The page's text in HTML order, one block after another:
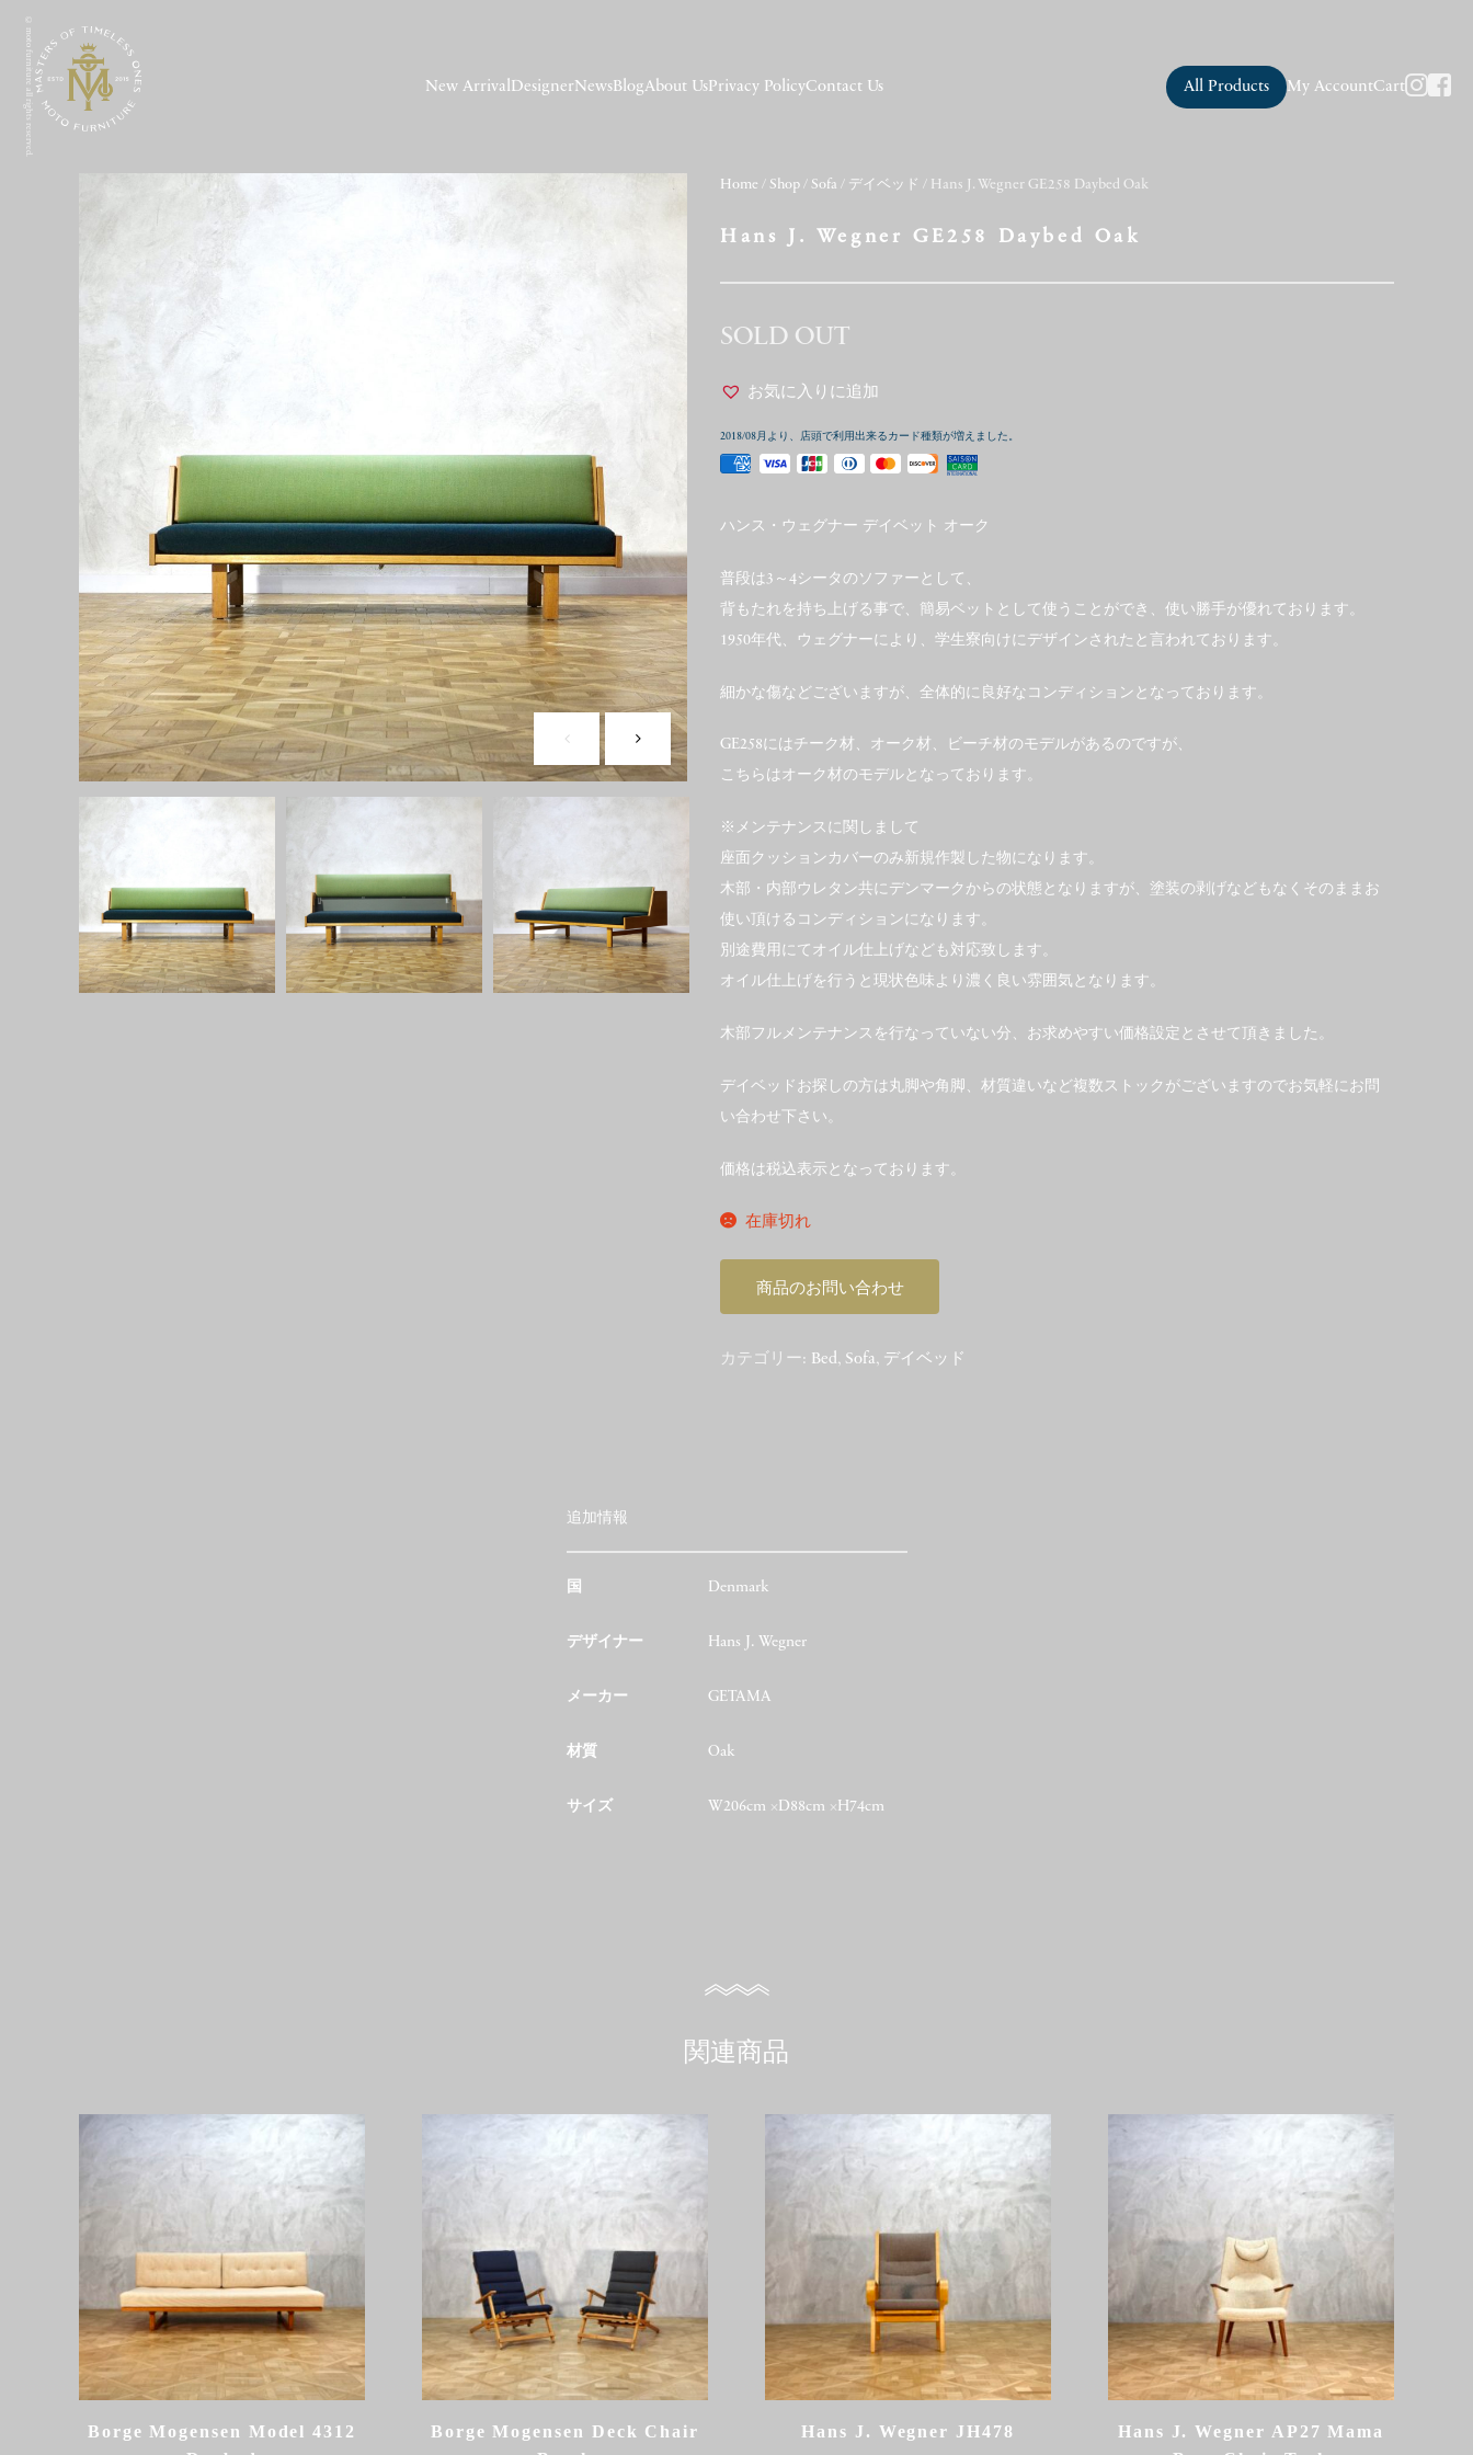
© moto furniture all rights reserved. New Arrival DesignerNewsBlogAbout UsPrivacy PolicyContact Us All Products My AccountCart
Home / Shop / Sofa / デイベッド / Hans J. Wegner GE258 Daybed Oak
Hans J. Wegner GE258 Daybed Oak
SOLD OUT
お気に入りに追加
2018/08月より、店頭で利用出来るカード種類が増えました。
ハンス・ウェグナー デイベット オーク
普段は3～4シータのソファーとして、
背もたれを持ち上げる事で、簡易ベットとして使うことができ、使い勝手が優れております。
1950年代、ウェグナーにより、学生寮向けにデザインされたと言われております。
細かな傷などございますが、全体的に良好なコンディションとなっております。
GE258にはチーク材、オーク材、ビーチ材のモデルがあるのですが、
こちらはオーク材のモデルとなっております。
※メンテナンスに関しまして
座面クッションカバーのみ新規作製した物になります。
木部・内部ウレタン共にデンマークからの状態となりますが、塗装の剥げなどもなくそのままお
使い頂けるコンディションになります。
別途費用にてオイル仕上げなども対応致します。
オイル仕上げを行うと現状色味より濃く良い雰囲気となります。
木部フルメンテナンスを行なっていない分、お求めやすい価格設定とさせて頂きました。
デイベッドお探しの方は丸脚や角脚、材質違いなど複数ストックがございますのでお気軽にお問
い合わせ下さい。
価格は税込表示となっております。
在庫切れ
商品のお問い合わせ
カテゴリー: Bed , Sofa, デイベッド
追加情報
国 Denmark
デザイナー Hans J. Wegner
メーカー GETAMA
材質 Oak
サイズ W206cm ×D88cm ×H74cm
関連商品
Borge Mogensen Model 4312
Borge Mogensen Deck Chair
Hans J. Wegner JH478
Hans J. Wegner AP27 Mama